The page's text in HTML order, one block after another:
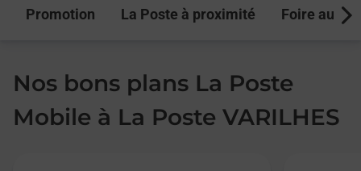
Promotion La Poste à proximité Foire aux
Nos bons plans La Poste
Mobile à La Poste VARILHES